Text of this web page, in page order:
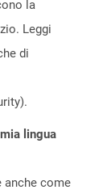
la
Leggi
di
lingua
anche come